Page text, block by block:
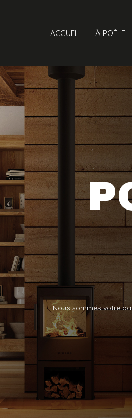
ACCUEIL À POÊLE
Nous sommes votre